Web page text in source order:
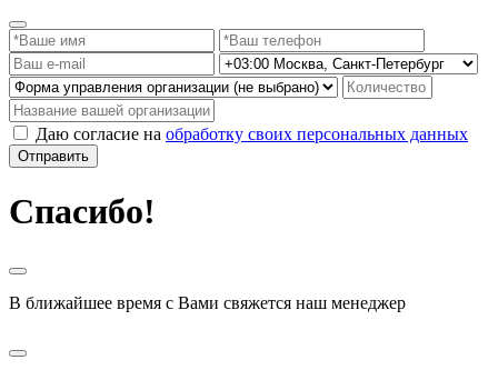
Даю согласие на обработку своих персональных данных
Отправить
Спасибо!
В ближайшее время с Вами свяжется наш менеджер